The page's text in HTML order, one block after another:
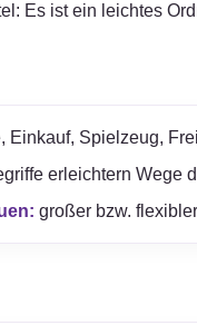
Es ist ein leichtes
Einkauf, Spielzeug,
erleichtern Wege
großer bzw.